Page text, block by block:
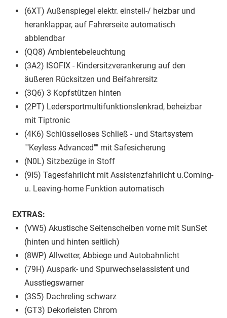
(6XT) Außenspiegel elektr. einstell-/ heizbar und
heranklappar, auf Fahrerseite automatisch
abblendbar
(QQ8) Ambientebeleuchtung
(3A2) ISOFIX - Kindersitzverankerung auf den
äußeren Rücksitzen und Beifahrersitz
(3Q6) 3 Kopfstützen hinten
(2PT) Ledersportmultifunktionslenkrad, beheizbar
mit Tiptronic
(4K6) Schlüsselloses Schließ - und Startsystem
""Keyless Advanced"" mit Safesicherung
(N0L) Sitzbezüge in Stoff
(9I5) Tagesfahrlicht mit Assistenzfahrlicht u.Coming-
u. Leaving-home Funktion automatisch
EXTRAS:
(VW5) Akustische Seitenscheiben vorne mit SunSet
(hinten und hinten seitlich)
(8WP) Allwetter, Abbiege und Autobahnlicht
(79H) Auspark- und Spurwechselassistent und
Ausstiegswarner
(3S5) Dachreling schwarz
(GT3) Dekorleisten Chrom